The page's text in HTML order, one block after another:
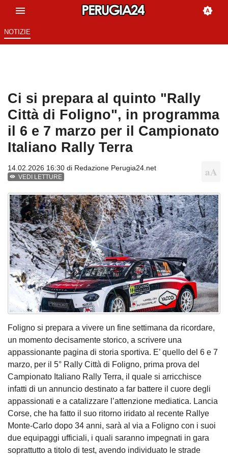
NOTIZIE
Ci si prepara al quinto "Rally
Città di Foligno", in programma
il 6 e 7 marzo per il Campionato
Italiano Rally Terra
14.02.2026 16:30 di Redazione Perugia24.net
VEDI LETTURE
Foligno si prepara a vivere un fine settimana da ricordare,
un momento decisamente storico, a scrivere una
appassionante pagina di storia sportiva. E’ quello del 6 e 7
marzo, per il 5° Rally Città di Foligno, prima prova del
Campionato Italiano Rally Terra, il quale si arricchisce
infatti di un annuncio destinato a far battere il cuore degli
appassionati e a catalizzare l’attenzione mediatica. Lancia
Corse, che ha fatto il suo ritorno iridato al recente Rallye
Monte-Carlo dopo 34 anni, sarà al via a Foligno con i suoi
due equipaggi ufficiali, i quali saranno impegnati in gara
soprattutto a titolo di test, avendo individuato le strade